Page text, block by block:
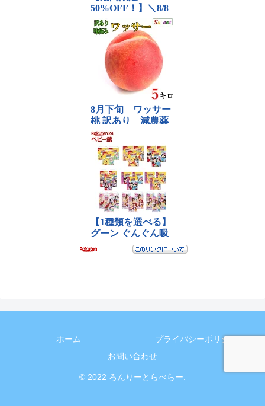
ホーム
プライバシーポリシー
お問い合わせ
© 2022 ろんりーとらべらー.